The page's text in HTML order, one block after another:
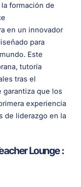
formación de
en un innovador
para
Este
tutoría
tras el
garantiza que los
experiencia
de liderazgo en la
Lounge :